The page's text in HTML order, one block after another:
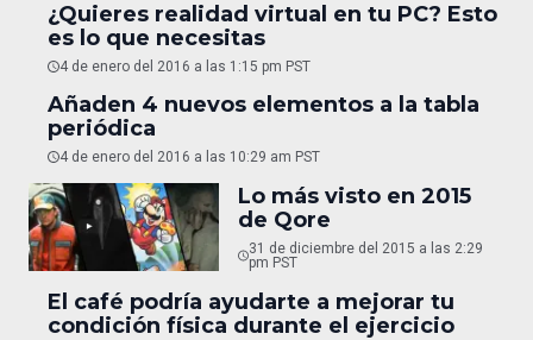
¿Quieres realidad virtual en tu PC? Esto
es lo que necesitas
4 de enero del 2016 a las 1:15 pm PST
Añaden 4 nuevos elementos a la tabla
periódica
4 de enero del 2016 a las 10:29 am PST
Lo más visto en 2015
de Qore
31 de diciembre del 2015 a las 2:29
pm PST
El café podría ayudarte a mejorar tu
condición física durante el ejercicio